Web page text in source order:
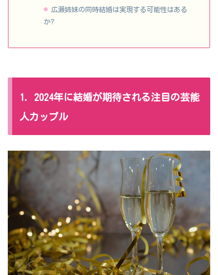
広瀬姉妹の同時結婚は実現する可能性はある
か?
1. 2024年に結婚が期待される注目の芸能
人カップル